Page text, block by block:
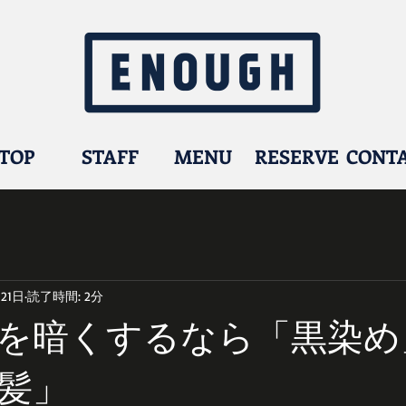
STAFF MENU RESERVE
暗くするなら「黒染
」
日 読了時間: 2分